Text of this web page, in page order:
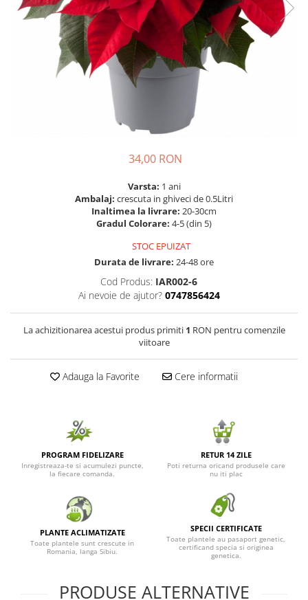
Bulbi de Echinacea
Bulbi de Frezie
Bulbi de Fritillaria
Bulbi de Gaillardia (Kokarda)
Bulbi de Irisi - Stanjenel
Bulbi de Ranunculus
Seminte de Ierburi
Păr - Pyrus communis
Smochini - Ficus carica
Viță de Vie - Vitis
34,00 RON
Varsta: 1 ani
Ambalaj: crescuta in ghiveci de 0.5Litri
Inaltimea la livrare: 20-30cm
Gradul Colorare: 4-5 (din 5)
STOC EPUIZAT
Durata de livrare: 24-48 ore
Cod Produs: IAR002-6
Ai nevoie de ajutor? 0747856424
La achizitionarea acestui produs primiti 1 RON pentru comenzile
viitoare
Adauga la Favorite Cere informatii
PROGRAM FIDELIZARE
Inregistreaza-te si acumulezi puncte,
la fiecare comanda.
RETUR 14 ZILE
Poti returna oricand produsele care
nu iti plac
PLANTE ACLIMATIZATE
Toate plantele sunt crescute in
Romania, langa Sibiu.
SPECII CERTIFICATE
Toate plantele au pasaport genetic,
certificand specia si originea
genetica.
PRODUSE ALTERNATIVE